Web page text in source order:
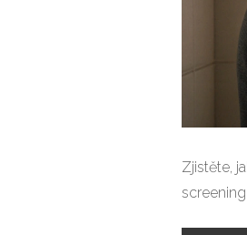
Zjistěte,